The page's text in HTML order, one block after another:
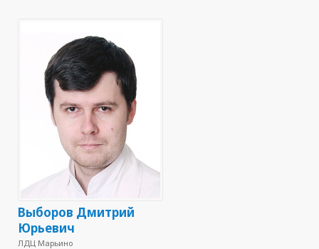
Выборов Дмитрий
Юрьевич
ЛДЦ Марьино